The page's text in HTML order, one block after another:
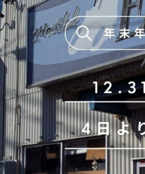
ツ
へ
移
動